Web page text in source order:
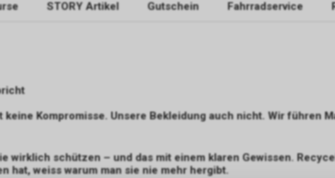
STORY Artikel Gutschein Fahrradservice
Kompromisse. Unsere Bekleidung auch nicht. Wir führen
wirklich schützen – und das mit einem klaren Gewissen.
hat, weiss warum man sie nie mehr hergibt.